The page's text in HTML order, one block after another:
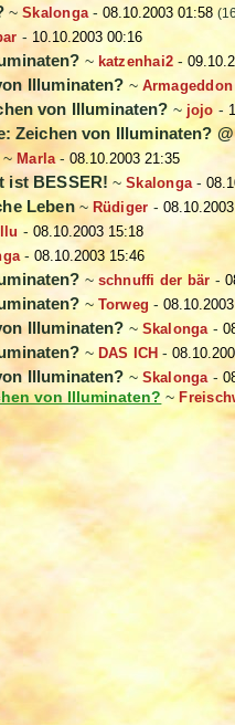
~ Skalonga -08.10.2003 01:58
- 10.10.2003 00:16
~ katzenhai2 -
Illuminaten? ~ Armageddon
von Illuminaten? ~ jojo -
Zeichen von Illuminaten?
~ Marla-08.10.2003 21:35
ist BESSER! ~Skalonga -
Leben~ Rüdiger -
Illu - 08.10.2003 15:18
-08.10.2003 15:46
~ schnuffi der bär -
~ Torweg -
Illuminaten? ~ Skalonga -
~ DAS ICH -
Illuminaten? ~ Skalonga -
von Illuminaten? ~